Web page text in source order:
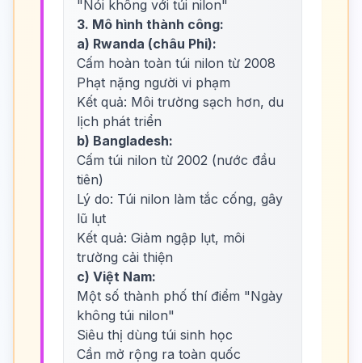
"Nói không với túi nilon"
3. Mô hình thành công:
a) Rwanda (châu Phi):
Cấm hoàn toàn túi nilon từ 2008
Phạt nặng người vi phạm
Kết quả: Môi trường sạch hơn, du
lịch phát triển
b) Bangladesh:
Cấm túi nilon từ 2002 (nước đầu
tiên)
Lý do: Túi nilon làm tắc cống, gây
lũ lụt
Kết quả: Giảm ngập lụt, môi
trường cải thiện
c) Việt Nam:
Một số thành phố thí điểm "Ngày
không túi nilon"
Siêu thị dùng túi sinh học
Cần mở rộng ra toàn quốc